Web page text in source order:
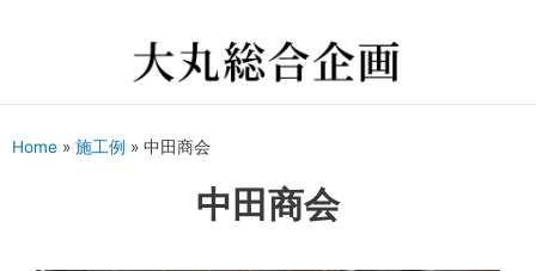
Home » 施工例 » 中田商会
中田商会